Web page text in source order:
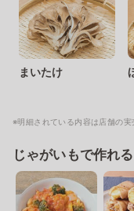
まいたけ
※明細されている内容は店舗の実
じゃがいもで作れ